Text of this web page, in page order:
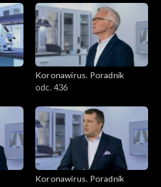
Koronawirus. Poradnik
odc. 436
Koronawirus. Poradnik